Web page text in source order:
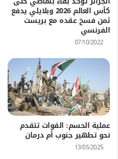
كأس العالم 2026 وبلايلي يدفع
ثمن فسخ عقده مع بريست
الفرنسي
07/10/2022
عملية الحسم: القوات تتقدم
نحو تطهير جنوب أم درمان
13/05/2025